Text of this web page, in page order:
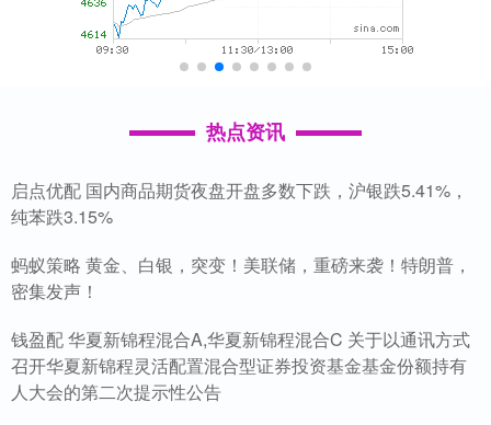
热点资讯
启点优配 国内商品期货夜盘开盘多数下跌，沪银跌5.41%，
纯苯跌3.15%
蚂蚁策略 黄金、白银，突变！美联储，重磅来袭！特朗普，
密集发声！
钱盈配 华夏新锦程混合A,华夏新锦程混合C 关于以通讯方式
召开华夏新锦程灵活配置混合型证券投资基金基金份额持有
人大会的第二次提示性公告